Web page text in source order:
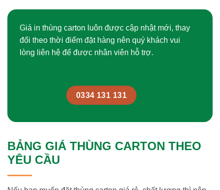
Giá in thùng carton luôn được cập nhật mới, thay
đổi theo thời điểm đặt hàng nên quý khách vui
lòng liên hệ để được nhân viên hỗ trợ.
0334 131 131
BẢNG GIÁ THÙNG CARTON THEO
YÊU CẦU